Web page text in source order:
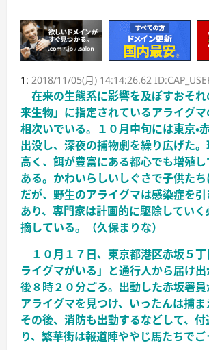
1: 2018/11/05(月) 14:14:26.62
在来の生態系に影響を及ぼすおそ
来生物」に指定されているアライグ
相次いでいる。１０月中旬には東京・
出没し、深夜の捕物劇を繰り広げた
高く、餌が豊富にある都心でも増殖
ある。かわいらしいしぐさで子供た
だが、野生のアライグマは感染症を
あり、専門家は計画的に駆除してい
摘している。（久保まりな）
１０月１７日、東京都港区赤坂５
ライグマがいる」と通行人から届け
後８時２０分ごろ。出動した赤坂署
アライグマを見つけ、いったんは捕ま
その後、消防も出動するなどして、
り、繁華街は報道陣ややじ馬たちでご